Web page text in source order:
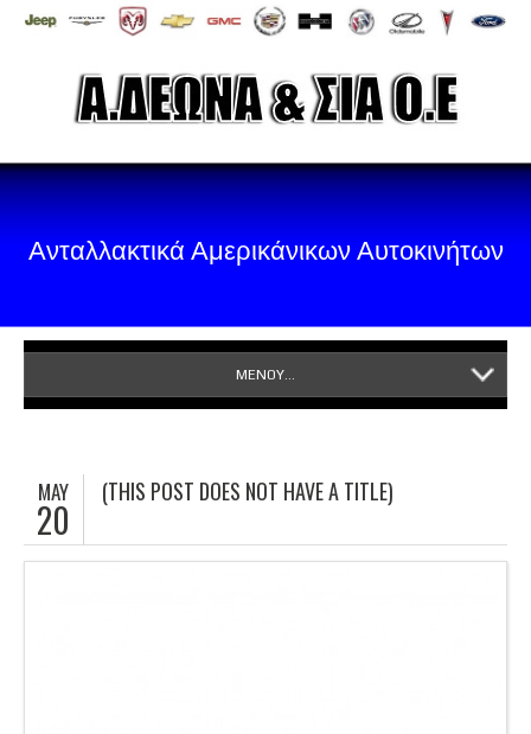
Ανταλλακτικά Αμερικάνικων Αυτοκινήτων
ΜΕΝΟΥ...
MAY
20
(THIS POST DOES NOT HAVE A TITLE)